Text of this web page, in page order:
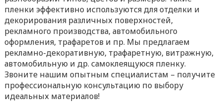
пленки эффективно используются для отделки и
декорирования различных поверхностей,
рекламного производства, автомобильного
оформления, трафаретов и пр. Мы предлагаем
рекламно-декоративную, трафаретную, витражную,
автомобильную и др. самоклеящуюся пленку.
Звоните нашим опытным специалистам – получите
профессиональную консультацию по выбору
идеальных материалов!